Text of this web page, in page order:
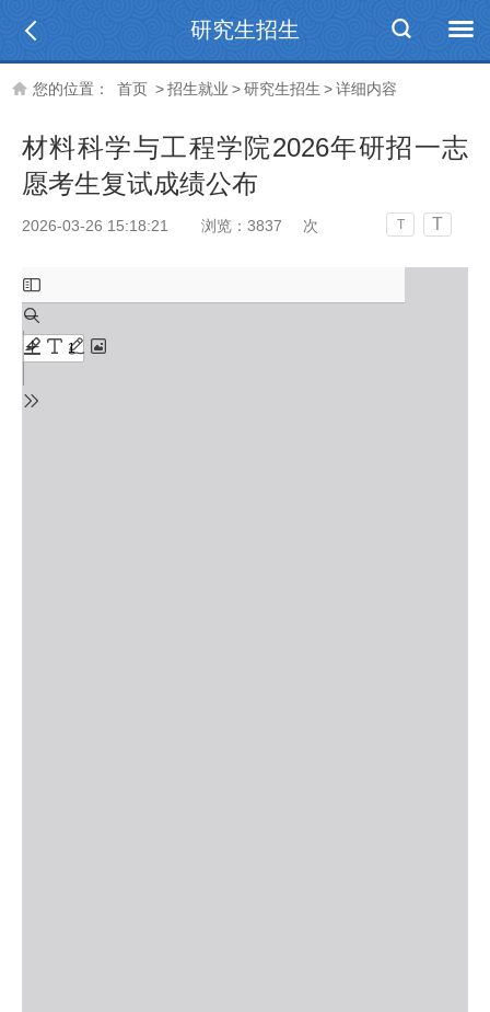
研究生招生
您的位置： 首页 >招生就业 >研究生招生 >详细内容
材料科学与工程学院2026年研招一志
愿考生复试成绩公布
2026-03-26 15:18:21 浏览： 3837 次 T T